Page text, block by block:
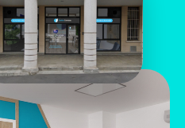
14 rue Robert Schuman
77600 Bussy-Saint-Georges